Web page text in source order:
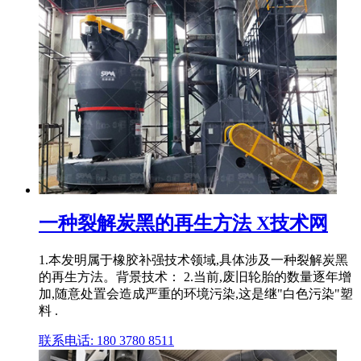
一种裂解炭黑的再生方法 X技术网
1.本发明属于橡胶补强技术领域,具体涉及一种裂解炭黑
的再生方法。背景技术： 2.当前,废旧轮胎的数量逐年增
加,随意处置会造成严重的环境污染,这是继"白色污染"塑
料 .
联系电话: 180 3780 8511